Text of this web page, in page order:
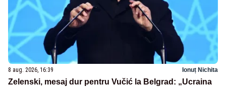
8 aug. 2026, 16:39 Ionuț Nichita
Zelenski, mesaj dur pentru Vučić la Belgrad: „Ucraina